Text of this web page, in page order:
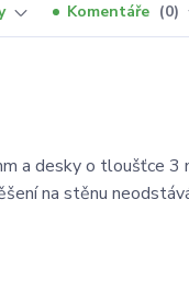
Komentáře 0
a desky o tloušťce 3
na stěnu